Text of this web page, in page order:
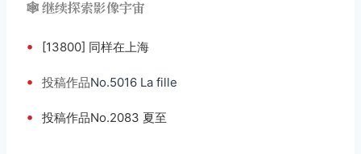
🕸️ 继续探索影像宇宙
• [13800] 同样在上海
• 投稿作品No.5016 La fille
• 投稿作品No.2083 夏至